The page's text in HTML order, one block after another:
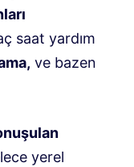
saat yardım
ve bazen
yerel